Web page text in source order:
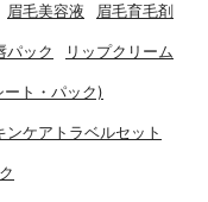
眉毛美容液 眉毛育毛剤
パック リップクリーム
ート・パック)
ンケアトラベルセット